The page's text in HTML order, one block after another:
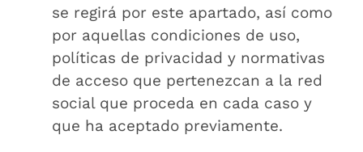
se regirá por este apartado, así como
por aquellas condiciones de uso,
políticas de privacidad y normativas
de acceso que pertenezcan a la red
social que proceda en cada caso y
que ha aceptado previamente.